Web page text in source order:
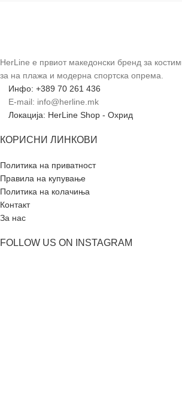
HerLine е првиот македонски бренд за
за на плажа и модерна спортска опрема.
Инфо: +389 70 261 436
E-mail: info@herline.mk
Локација: HerLine Shop - Охрид
КОРИСНИ ЛИНКОВИ
Политика на приватност
Правила на купување
Политика на колачиња
Контакт
За нас
FOLLOW US ON INSTAGRAM